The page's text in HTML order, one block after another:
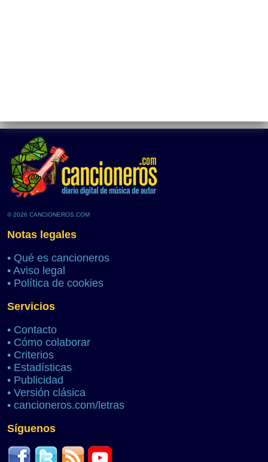
© 2026 CANCIONEROS.COM
Notas legales
• Qué es cancioneros
• Aviso legal
• Política de cookies
Servicios
• Contacto
• Cómo colaborar
• Criterios
• Estadísticas
• Publicidad
• Versión clásica
• cancioneros.com/letras
Síguenos